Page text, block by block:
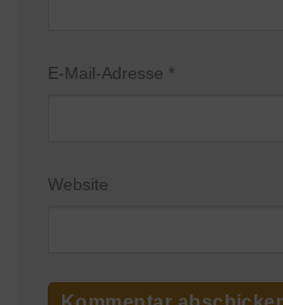
E-Mail-Adresse *
Website